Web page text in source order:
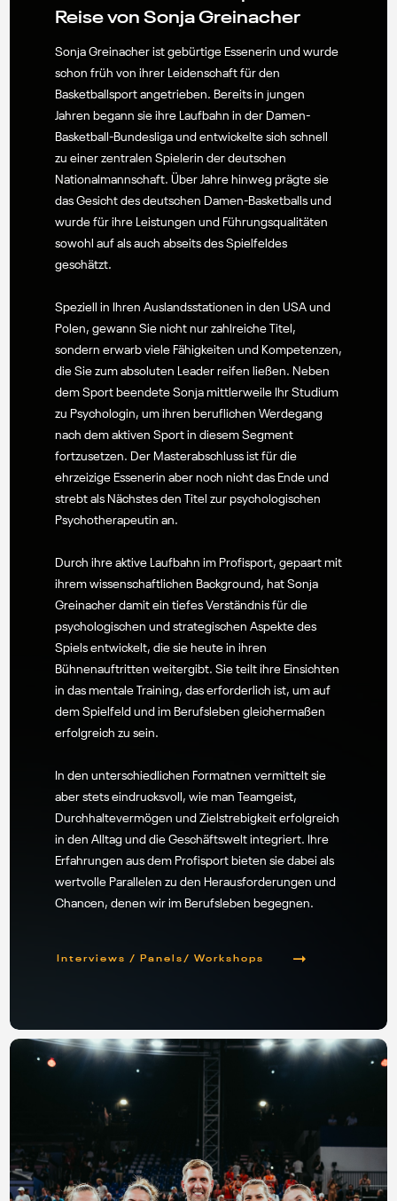
Reise von Sonja Greinacher
Sonja Greinacher ist gebürtige Essenerin und wurde
schon früh von ihrer Leidenschaft für den
Basketballsport angetrieben. Bereits in jungen
Jahren begann sie ihre Laufbahn in der Damen-
Basketball-Bundesliga und entwickelte sich schnell
zu einer zentralen Spielerin der deutschen
Nationalmannschaft. Über Jahre hinweg prägte sie
das Gesicht des deutschen Damen-Basketballs und
wurde für ihre Leistungen und Führungsqualitäten
sowohl auf als auch abseits des Spielfeldes
geschätzt.
Speziell in Ihren Auslandsstationen in den USA und
Polen, gewann Sie nicht nur zahlreiche Titel,
sondern erwarb viele Fähigkeiten und Kompetenzen,
die Sie zum absoluten Leader reifen ließen. Neben
dem Sport beendete Sonja mittlerweile Ihr Studium
zu Psychologin, um ihren beruflichen Werdegang
nach dem aktiven Sport in diesem Segment
fortzusetzen. Der Masterabschluss ist für die
ehrzeizige Essenerin aber noch nicht das Ende und
strebt als Nächstes den Titel zur psychologischen
Psychotherapeutin an.
Durch ihre aktive Laufbahn im Profisport, gepaart mit
ihrem wissenschaftlichen Background, hat Sonja
Greinacher damit ein tiefes Verständnis für die
psychologischen und strategischen Aspekte des
Spiels entwickelt, die sie heute in ihren
Bühnenauftritten weitergibt. Sie teilt ihre Einsichten
in das mentale Training, das erforderlich ist, um auf
dem Spielfeld und im Berufsleben gleichermaßen
erfolgreich zu sein.
In den unterschiedlichen Formatnen vermittelt sie
aber stets eindrucksvoll, wie man Teamgeist,
Durchhaltevermögen und Zielstrebigkeit erfolgreich
in den Alltag und die Geschäftswelt integriert. Ihre
Erfahrungen aus dem Profisport bieten sie dabei als
wertvolle Parallelen zu den Herausforderungen und
Chancen, denen wir im Berufsleben begegnen.
Interviews / Panels/ Workshops